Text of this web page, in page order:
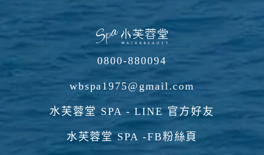
0800-880094
wbspa1975@gmail.com
水芙蓉堂 SPA - LINE 官方好友
水芙蓉堂 SPA -FB粉絲頁